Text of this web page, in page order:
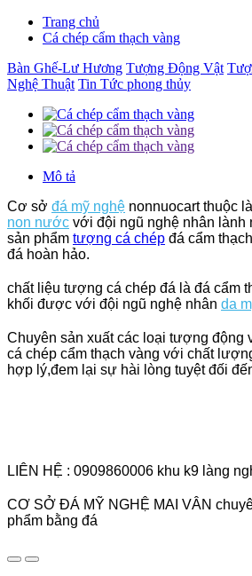
Trang chủ
Cá chép cẩm thạch vàng
Bàn Ghế-Lư Hương Tượng Động Vật
Nghệ Thuật Tin Tức phong thủy
Mô tả
Cơ sở đá mỹ nghệ nonnuocart thuộc
non nước với đội ngũ nghệ nhân lành
sản phẩm tượng cá chép đá cẩm
đá hoàn hảo.
chất liệu tượng cá chép đá là đá cẩm
khối được với đội ngũ nghệ nhân da
Chuyên sản xuất các loại tượng động
cá chép cẩm thạch vàng với chất
hợp lý,đem lại sự hài lòng tuyệt đối
LIÊN HỆ : 0909860006 khu k9 làng
CƠ SỞ ĐÁ MỸ NGHỆ MAI VÂN
phẩm bằng đá